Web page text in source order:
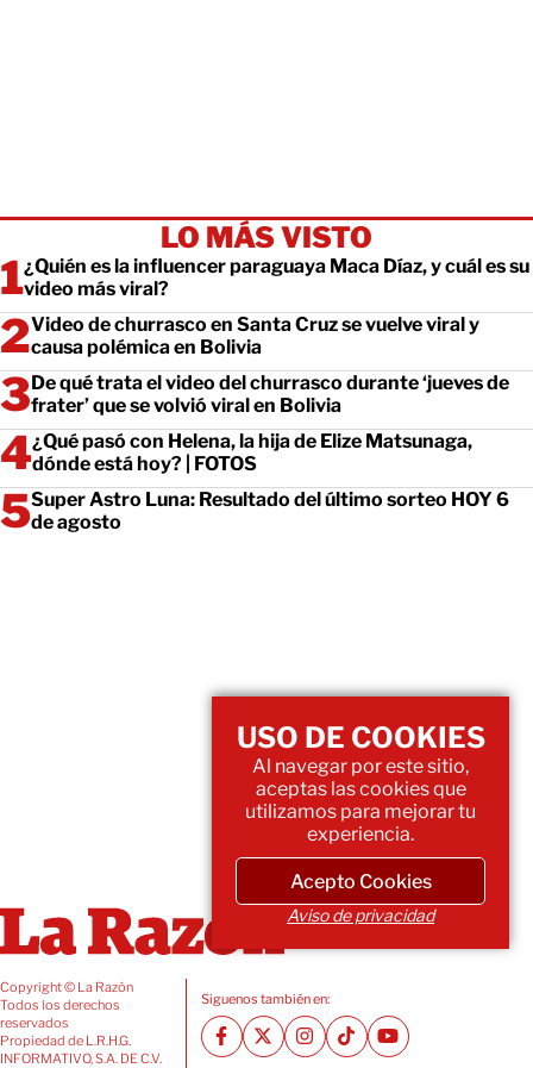
LO MÁS VISTO
¿Quién es la influencer paraguaya Maca Díaz, y cuál es su
video más viral?
Video de churrasco en Santa Cruz se vuelve viral y
causa polémica en Bolivia
De qué trata el video del churrasco durante ‘jueves de
frater’ que se volvió viral en Bolivia
¿Qué pasó con Helena, la hija de Elize Matsunaga,
dónde está hoy? | FOTOS
Super Astro Luna: Resultado del último sorteo HOY 6
de agosto
Copyright © La Razón
Todos los derechos
reservados
Propiedad de L.R.H.G.
INFORMATIVO, S.A. DE C.V.
Siguenos también en:
USO DE COOKIES
Al navegar por este sitio,
aceptas las cookies que
utilizamos para mejorar tu
experiencia.
Acepto Cookies
Aviso de privacidad